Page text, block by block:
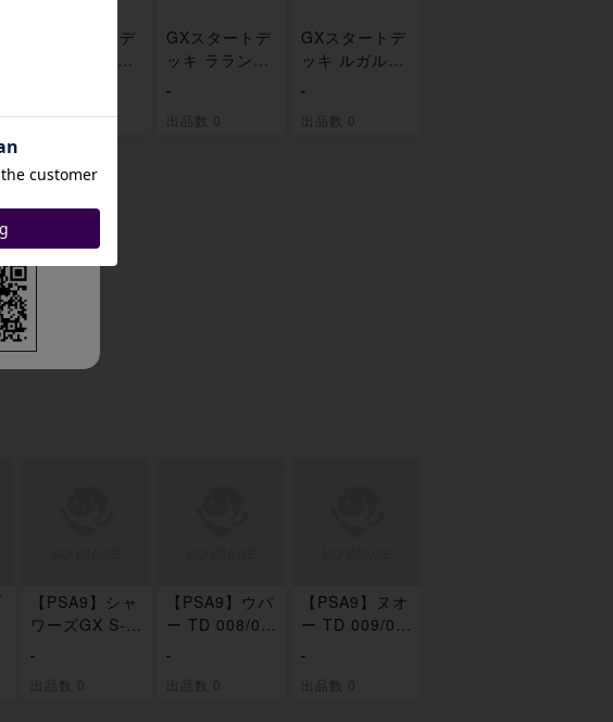
GXスタートデ
出品数 0
GXスタートデ
ッキ ラランテ
-
出品数 0
GXスタートデ
ッキ ルガルガ
-
出品数 0
【PSA9】シャ
ワーズGX S-T
-
出品数 0
【PSA9】ウパ
ー TD 008/03
-
出品数 0
【PSA9】ヌオ
ー TD 009/03
-
出品数 0